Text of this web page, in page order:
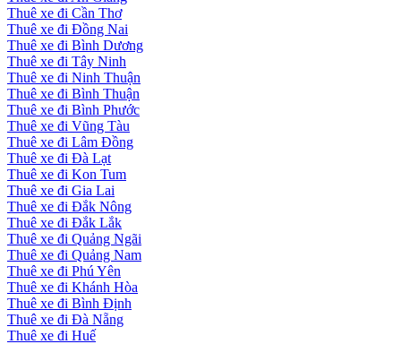
Thuê xe đi Cần Thơ
Thuê xe đi Đồng Nai
Thuê xe đi Bình Dương
Thuê xe đi Tây Ninh
Thuê xe đi Ninh Thuận
Thuê xe đi Bình Thuận
Thuê xe đi Bình Phước
Thuê xe đi Vũng Tàu
Thuê xe đi Lâm Đồng
Thuê xe đi Đà Lạt
Thuê xe đi Kon Tum
Thuê xe đi Gia Lai
Thuê xe đi Đắk Nông
Thuê xe đi Đắk Lắk
Thuê xe đi Quảng Ngãi
Thuê xe đi Quảng Nam
Thuê xe đi Phú Yên
Thuê xe đi Khánh Hòa
Thuê xe đi Bình Định
Thuê xe đi Đà Nẵng
Thuê xe đi Huế